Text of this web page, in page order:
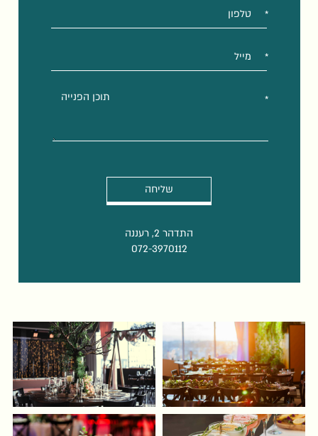
את
טופס
השאירו
פרטים
בהקדם
התדהר 2, רעננה
072-3970112